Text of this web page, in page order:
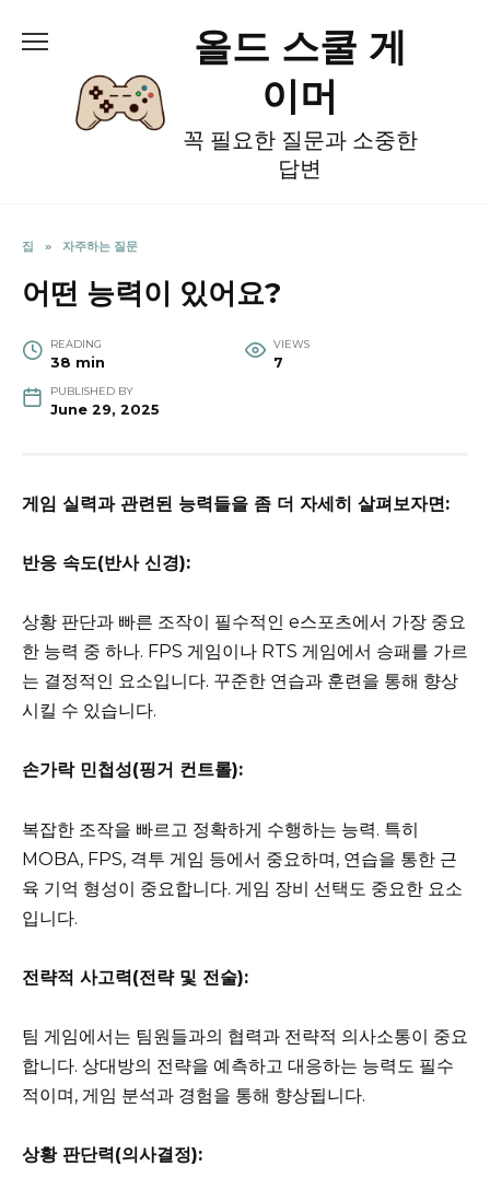
올드 스쿨 게
이머
꼭 필요한 질문과 소중한
답변
집 » 자주하는 질문
어떤 능력이 있어요?
READING
38 min
VIEWS
7
PUBLISHED BY
June 29, 2025
게임 실력과 관련된 능력들을 좀 더 자세히 살펴보자면:
반응 속도(반사 신경):
상황 판단과 빠른 조작이 필수적인 e스포츠에서 가장 중요
한 능력 중 하나. FPS 게임이나 RTS 게임에서 승패를 가르
는 결정적인 요소입니다. 꾸준한 연습과 훈련을 통해 향상
시킬 수 있습니다.
손가락 민첩성(핑거 컨트롤):
복잡한 조작을 빠르고 정확하게 수행하는 능력. 특히
MOBA, FPS, 격투 게임 등에서 중요하며, 연습을 통한 근
육 기억 형성이 중요합니다. 게임 장비 선택도 중요한 요소
입니다.
전략적 사고력(전략 및 전술):
팀 게임에서는 팀원들과의 협력과 전략적 의사소통이 중요
합니다. 상대방의 전략을 예측하고 대응하는 능력도 필수
적이며, 게임 분석과 경험을 통해 향상됩니다.
상황 판단력(의사결정):